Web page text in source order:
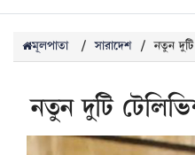
মূলপাতা / সারাদেশ / নতুন
নতুন দুটি